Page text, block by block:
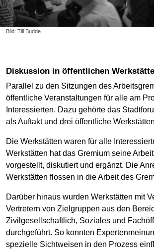
Bild: Till Budde
Diskussion in öffentlichen
Parallel zu den Sitzungen des
öffentliche Veranstaltungen für alle am
Interessierten. Dazu gehörte das
als Auftakt und drei öffentliche
Die Werkstätten waren für alle
Werkstätten hat das Gremium seine
vorgestellt, diskutiert und ergänzt. Die
Werkstätten flossen in die Arbeit des
Darüber hinaus wurden Werkstätten mit
Vertretern von Zielgruppen aus den
Zivilgesellschaftlich, Soziales und
durchgeführt. So konnten
spezielle Sichtweisen in den Prozess